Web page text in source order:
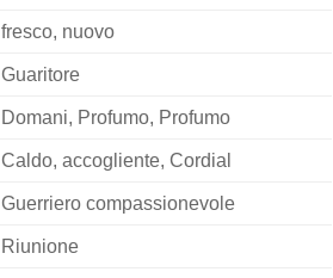
fresco, nuovo
Guaritore
Domani, Profumo, Profumo
Caldo, accogliente, Cordial
Guerriero compassionevole
Riunione